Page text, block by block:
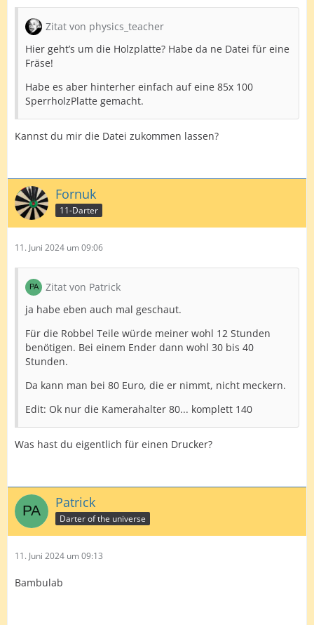
- Corona Target für 80€ (ggf bekommt man den auch
schon günstiger gebraucht)
-> 183€
Da ich gerne teste habe ich mir jetzt noch andere
Kameras (imx179 für 100€) gekauft und den Winmau
Plasma. Mal sehen, ob es damit noch etwas besser wird.
Lg
Zitat von physics_teacher
Hier geht’s um die Holzplatte? Habe da ne Datei für eine
Fräse!
Habe es aber hinterher einfach auf eine 85x 100
SperrholzPlatte gemacht.
Kannst du mir die Datei zukommen lassen?
Fornuk
11-Darter
11. Juni 2024 um 09:06
Zitat von Patrick
ja habe eben auch mal geschaut.
Für die Robbel Teile würde meiner wohl 12 Stunden
benötigen. Bei einem Ender dann wohl 30 bis 40
Stunden.
Da kann man bei 80 Euro, die er nimmt, nicht meckern.
Edit: Ok nur die Kamerahalter 80... komplett 140
Was hast du eigentlich für einen Drucker?
Patrick
Darter of the universe
11. Juni 2024 um 09:13
Bambulab